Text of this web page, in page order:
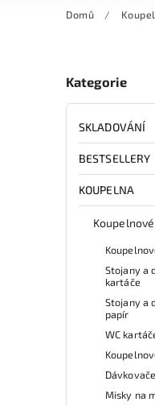
Domů /
Kategorie
SKLADOVÁNÍ
BESTSELLERY
KOUPELNA
Stojany a
kartáče
Stojany a
papír
WC
Misky na